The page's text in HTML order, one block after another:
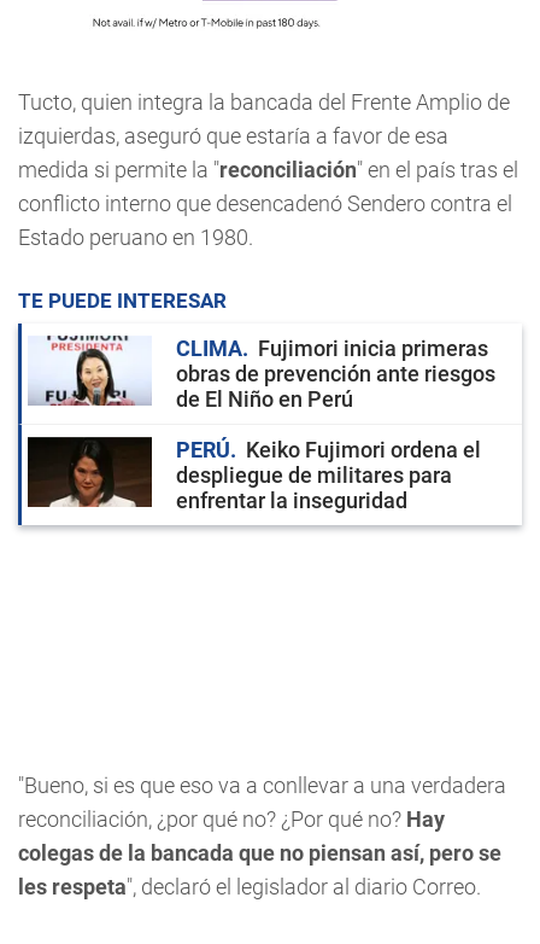
Tucto, quien integra la bancada del Frente Amplio de
izquierdas, aseguró que estaría a favor de esa
medida si permite la "reconciliación" en el país tras el
conflicto interno que desencadenó Sendero contra el
Estado peruano en 1980.
TE PUEDE INTERESAR
CLIMA
Fujimori inicia primeras
obras de prevención ante riesgos
de El Niño en Perú
PERÚ
Keiko Fujimori ordena el
despliegue de militares para
enfrentar la inseguridad
"Bueno, si es que eso va a conllevar a una verdadera
reconciliación, ¿por qué no? ¿Por qué no? Hay
colegas de la bancada que no piensan así, pero se
les respeta", declaró el legislador al diario Correo.